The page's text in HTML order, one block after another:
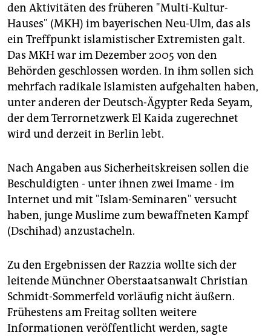
den Aktivitäten des früheren "Multi-Kultur-
Hauses" (MKH) im bayerischen Neu-Ulm, das als
ein Treffpunkt islamistischer Extremisten galt.
Das MKH war im Dezember 2005 von den
Behörden geschlossen worden. In ihm sollen sich
mehrfach radikale Islamisten aufgehalten haben,
unter anderen der Deutsch-Ägypter Reda Seyam,
der dem Terrornetzwerk El Kaida zugerechnet
wird und derzeit in Berlin lebt.
Nach Angaben aus Sicherheitskreisen sollen die
Beschuldigten - unter ihnen zwei Imame - im
Internet und mit "Islam-Seminaren" versucht
haben, junge Muslime zum bewaffneten Kampf
(Dschihad) anzustacheln.
Zu den Ergebnissen der Razzia wollte sich der
leitende Münchner Oberstaatsanwalt Christian
Schmidt-Sommerfeld vorläufig nicht äußern.
Frühestens am Freitag sollten weitere
Informationen veröffentlicht werden, sagte